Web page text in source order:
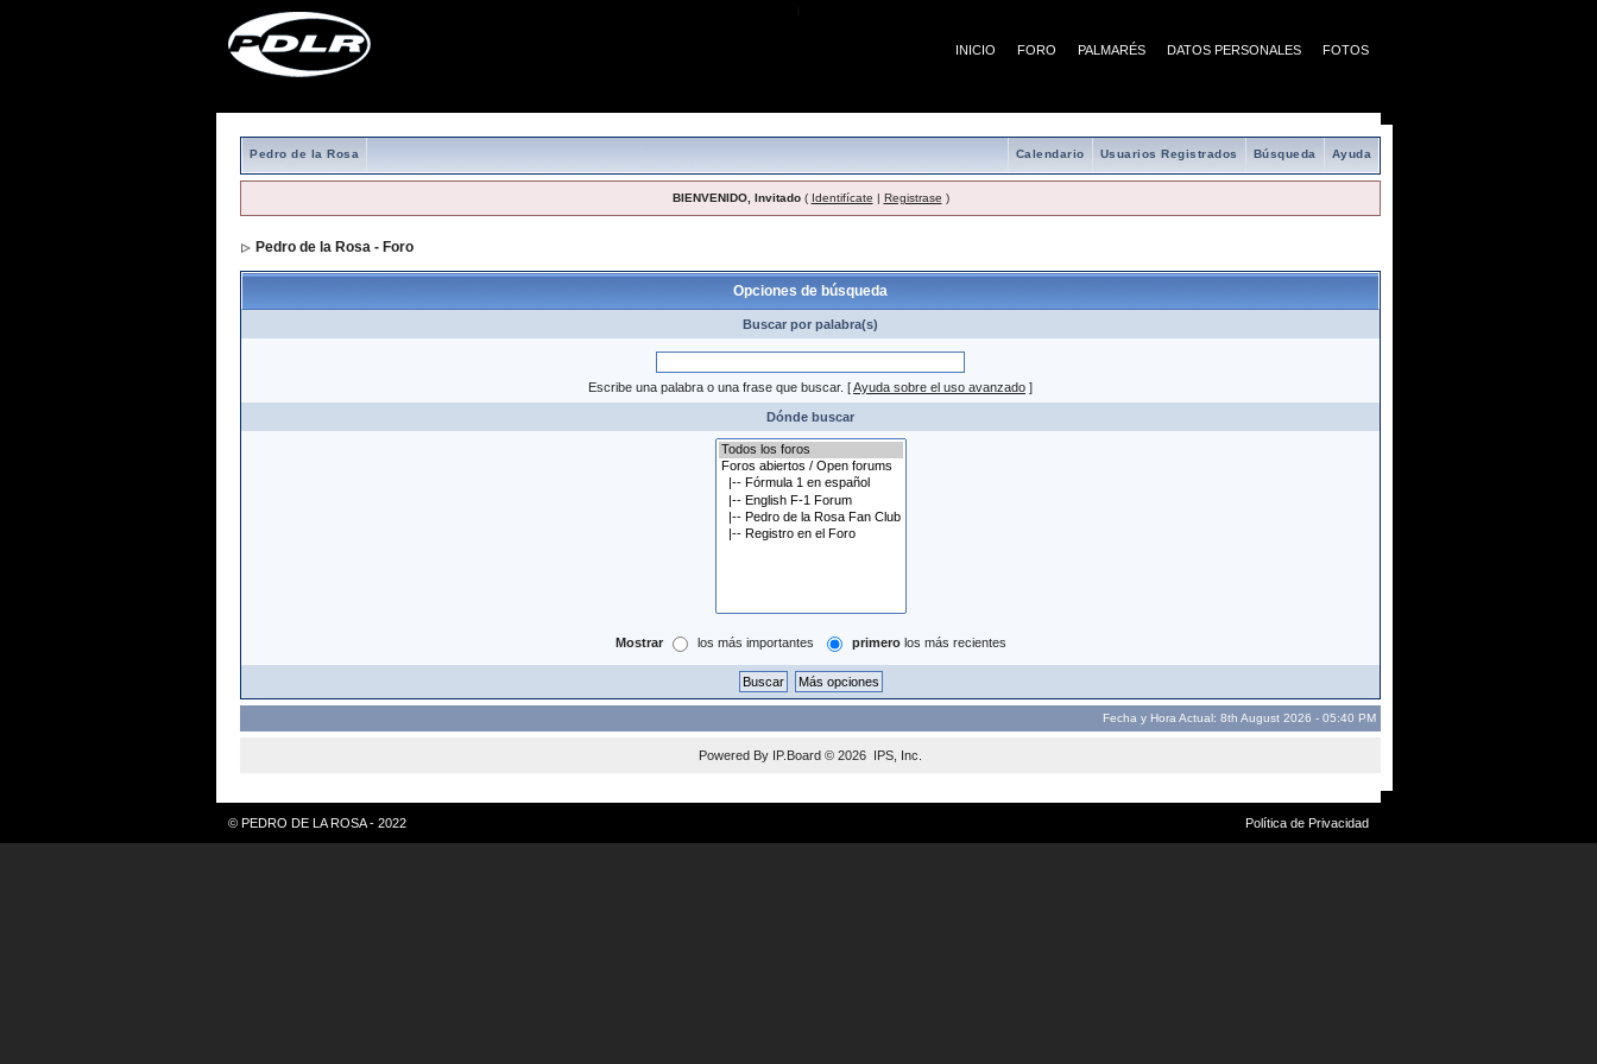
INICIO FORO PALMARÉS DATOS PERSONALES FOTOS
Pedro de la Rosa Ayuda
Búsqueda
Usuarios Registrados
Calendario
BIENVENIDO, Invitado( Identifícate | Registrase )
Pedro de la Rosa - Foro
Opciones de búsqueda
Buscar por palabra(s)
Escribe una palabra o una frase que buscar. [Ayuda sobre el uso avanzado ]
Dónde buscar
Mostrar los más importantes primerolos más recientes
Fecha y Hora Actual: 8th August 2026 - 05:40 PM
Powered By IP.Board © 2026 IPS, Inc
© PEDRO DE LA ROSA - 2022 Política de Privacidad